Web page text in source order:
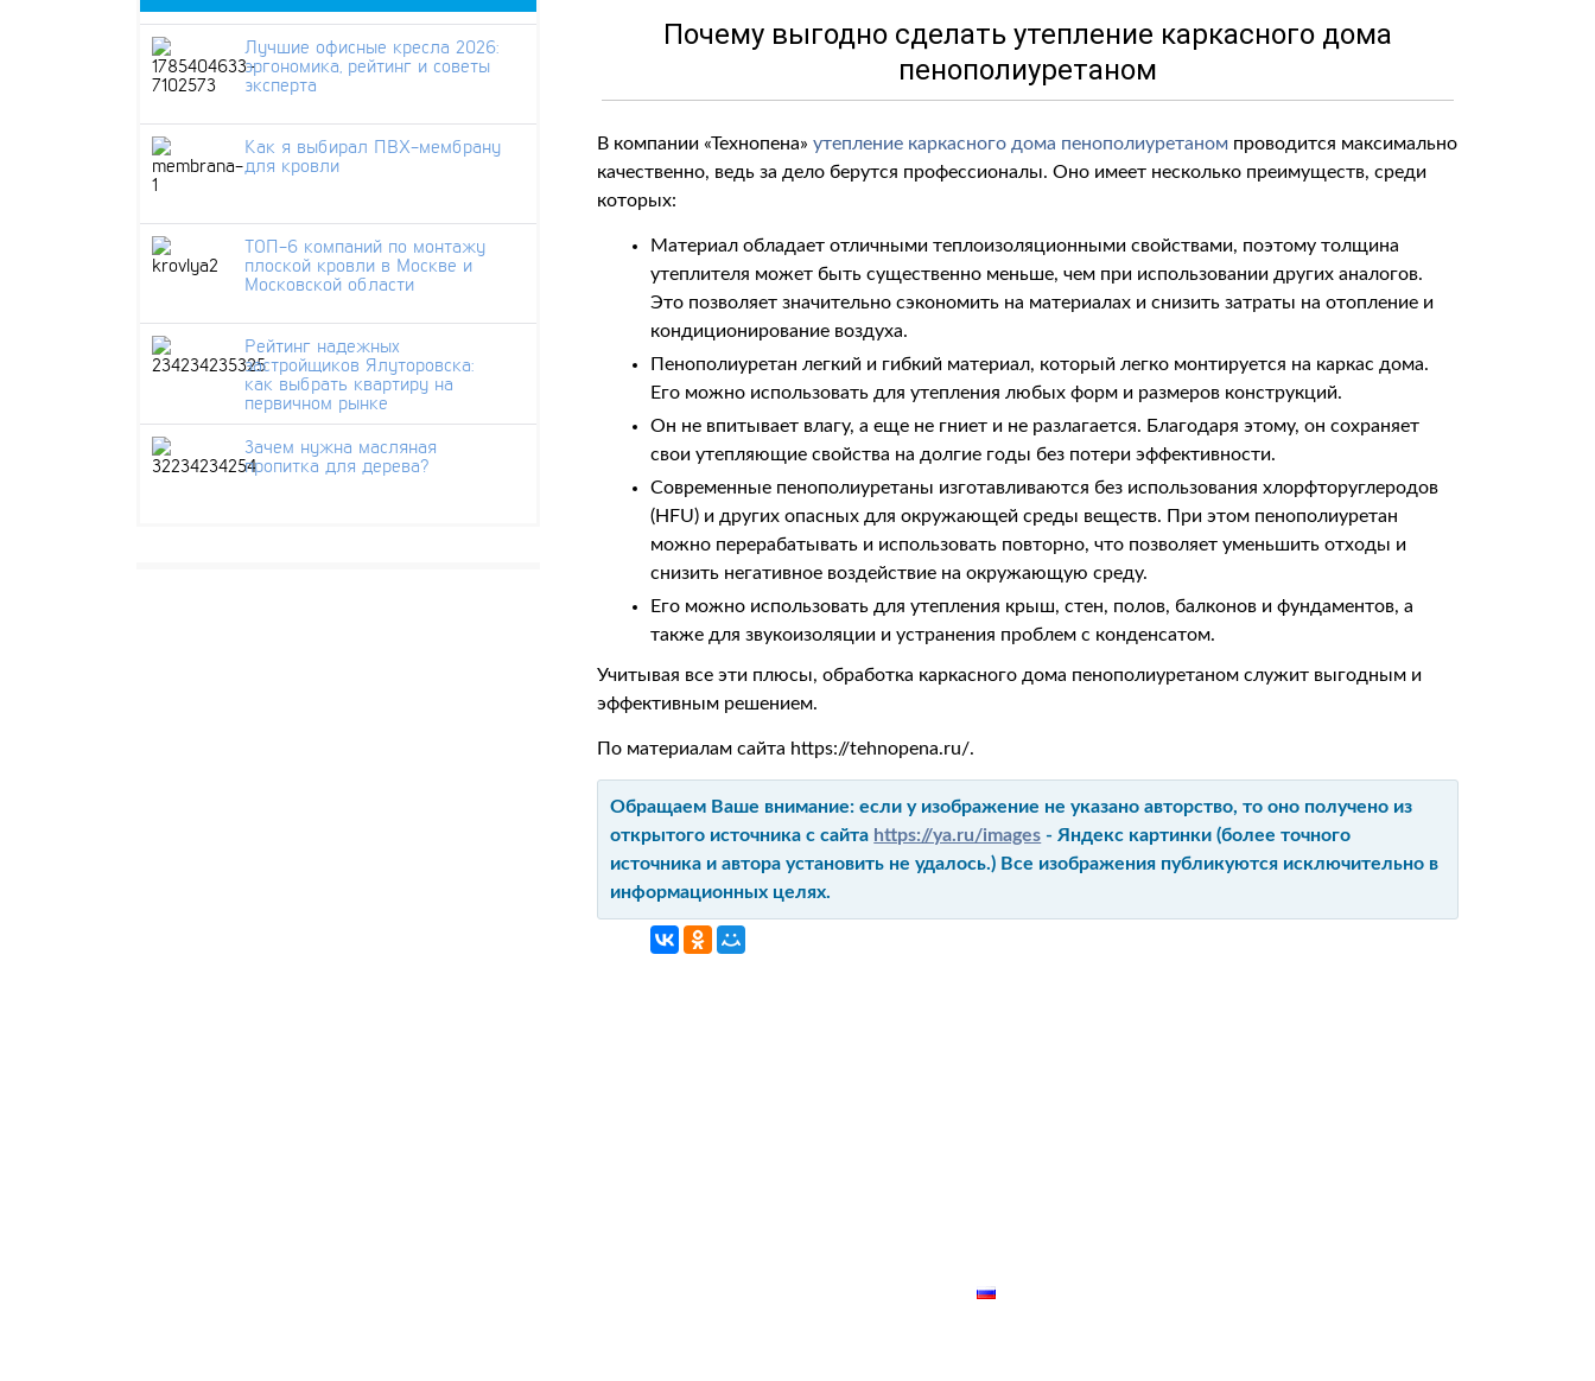
Почему выгодно сделать утепление каркасного дома
пенополиуретаном
В компании «Технопена»утепление каркасного дома пенополиуретаном проводится максимально
качественно, ведь за дело берутся профессионалы. Оно имеет несколько преимуществ, среди
которых:
Материал обладает отличными теплоизоляционными свойствами, поэтому толщина
утеплителя может быть существенно меньше, чем при использовании других аналогов.
Это позволяет значительно сэкономить на материалах и снизить затраты на отопление и
кондиционирование воздуха.
Пенополиуретан легкий и гибкий материал, который легко монтируется на каркас дома.
Его можно использовать для утепления любых форм и размеров конструкций.
Он не впитывает влагу, а еще не гниет и не разлагается. Благодаря этому, он сохраняет
свои утепляющие свойства на долгие годы без потери эффективности.
Современные пенополиуретаны изготавливаются без использования хлорфторуглеродов
(HFU) и других опасных для окружающей среды веществ. При этом пенополиуретан
можно перерабатывать и использовать повторно, что позволяет уменьшить отходы и
снизить негативное воздействие на окружающую среду.
Его можно использовать для утепления крыш, стен, полов, балконов и фундаментов, а
также для звукоизоляции и устранения проблем с конденсатом.
Учитывая все эти плюсы, обработка каркасного дома пенополиуретаном служит выгодным и
эффективным решением.
По материалам сайта https://tehnopena.ru/.
Обращаем Ваше внимание: если у изображение не указано авторство, то оно получено из
открытого источника с сайта https://ya.ru/images - Яндекс картинки (более точного
источника и автора установить не удалось.) Все изображения публикуются исключительно в
информационных целях.
Лучшие офисные кресла 2026:
эргономика, рейтинг и советы
эксперта
Как я выбирал ПВХ-мембрану
для кровли
ТОП-6 компаний по монтажу
плоской кровли в Москве и
Московской области
Рейтинг надежных
застройщиков Ялуторовска:
как выбрать квартиру на
первичном рынке
Зачем нужна масляная
пропитка для дерева?